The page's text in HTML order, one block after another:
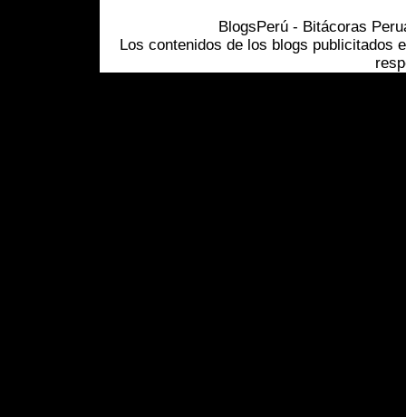
BlogsPerú - Bitácoras
Los contenidos de los blogs publicitados